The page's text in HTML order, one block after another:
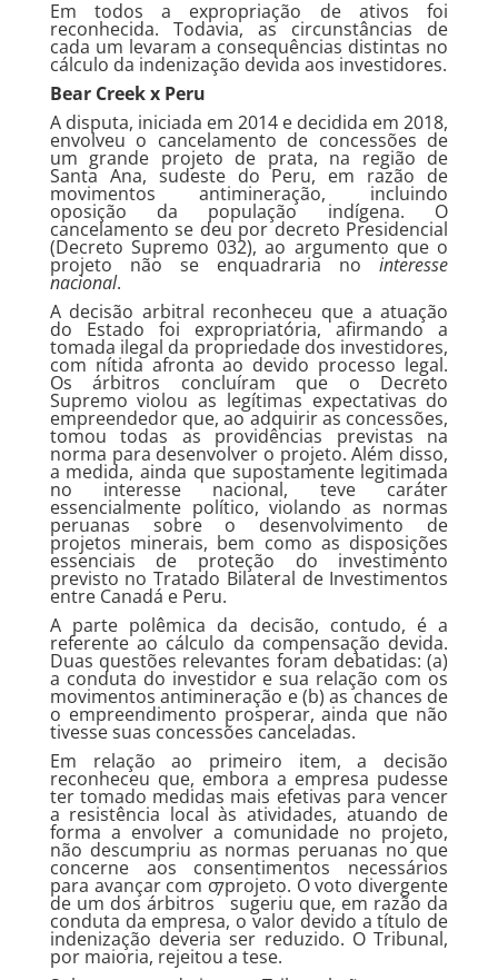
Em todos a expropriação de ativos foi
reconhecida. Todavia, as circunstâncias de
cada um levaram a consequências distintas no
cálculo da indenização devida aos investidores.
Bear Creek x Peru
A disputa, iniciada em 2014 e decidida em 2018,
envolveu o cancelamento de concessões de
um grande projeto de prata, na região de
Santa Ana, sudeste do Peru, em razão de
movimentos antimineração, incluindo
oposição da população indígena. O
cancelamento se deu por decreto Presidencial
(Decreto Supremo 032), ao argumento que o
projeto não se enquadraria nointeresse
nacional.
A decisão arbitral reconheceu que a atuação
do Estado foi expropriatória, afirmando a
tomada ilegal da propriedade dos investidores,
com nítida afronta ao devido processo legal.
Os árbitros concluíram que o Decreto
Supremo violou as legítimas expectativas do
empreendedor que, ao adquirir as concessões,
tomou todas as providências previstas na
norma para desenvolver o projeto. Além disso,
a medida, ainda que supostamente legitimada
no interesse nacional, teve caráter
essencialmente político, violando as normas
peruanas sobre o desenvolvimento de
projetos minerais, bem como as disposições
essenciais de proteção do investimento
previsto no Tratado Bilateral de Investimentos
entre Canadá e Peru.
A parte polêmica da decisão, contudo, é a
referente ao cálculo da compensação devida.
Duas questões relevantes foram debatidas: (a)
a conduta do investidor e sua relação com os
movimentos antimineração e (b) as chances de
o empreendimento prosperar, ainda que não
tivesse suas concessões canceladas.
Em relação ao primeiro item, a decisão
reconheceu que, embora a empresa pudesse
ter tomado medidas mais efetivas para vencer
a resistência local às atividades, atuando de
forma a envolver a comunidade no projeto,
não descumpriu as normas peruanas no que
concerne aos consentimentos necessários
para avançar com o projeto. O voto divergente
de um dos árbitros
7
sugeriu que, em razão da
conduta da empresa, o valor devido a título de
indenização deveria ser reduzido. O Tribunal,
por maioria, rejeitou a tese.